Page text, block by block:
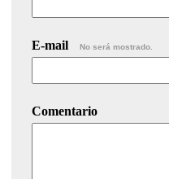
E-mail No será mostrado.
Comentario